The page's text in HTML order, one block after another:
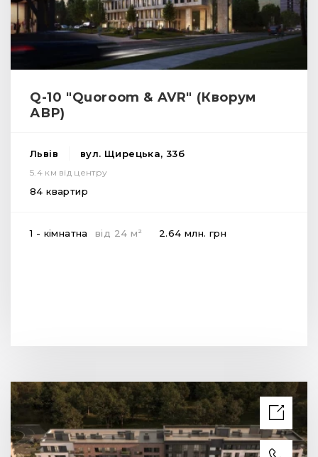
Q-10 "Quoroom & AVR" (Кворум
АВР)
Львів вул. Щирецька, 33б
5.4 км від центру
84 квартир
1 - кімнатна від 24 м 2 2.64 млн. грн